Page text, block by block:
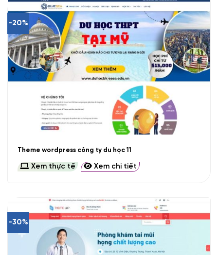
-20%
Theme wordpress công ty du học 11
Xem thực tế Xem chi tiết
-30%